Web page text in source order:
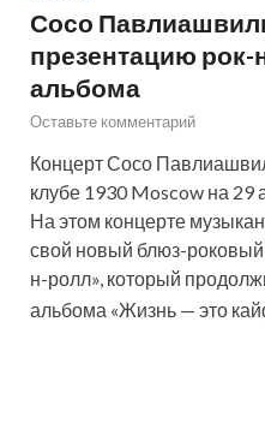
Сосо
презентацию рок-
альбома
Оставьте комментарий
Концерт Сосо
клубе 1930 Moscow на 29
На этом концерте
свой новый блюз-
н-ролл», который
альбома «Жизнь — это